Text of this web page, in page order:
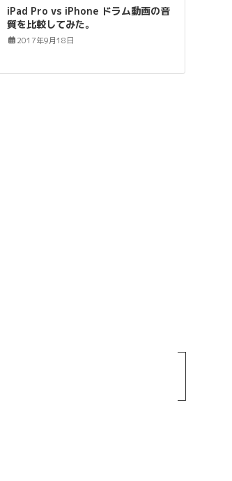
iPad Pro vs iPhone ドラム動画の音
質を比較してみた。
2017年9月18日